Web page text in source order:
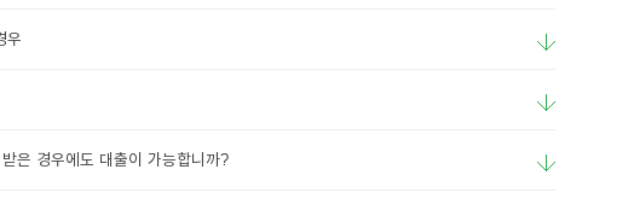
우
은 경우에도 대출이 가능합니까?